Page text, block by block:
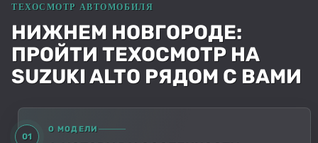
НИЖНЕМ НОВГОРОДЕ:
ПРОЙТИ ТЕХОСМОТР НА
SUZUKI ALTO РЯДОМ С ВАМИ
01
О МОДЕЛИ